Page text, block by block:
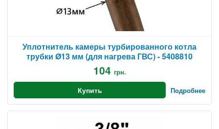
Уплотнитель камеры турбированного котла
трубки Ø13 мм (для нагрева ГВС) - 5408810
104 грн.
Купить Подробнее